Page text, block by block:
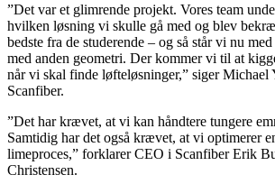
”Det var et glimrende projekt. Vores team
hvilken løsning vi skulle gå med og blev
bedste fra de studerende – og så står vi nu
med anden geometri. Der kommer vi til at
når vi skal finde løfteløsninger,” siger Michael
Scanfiber.
”Det har krævet, at vi kan håndtere tungere
Samtidig har det også krævet, at vi optimerer
limeproces,” forklarer CEO i Scanfiber Erik
Christensen.